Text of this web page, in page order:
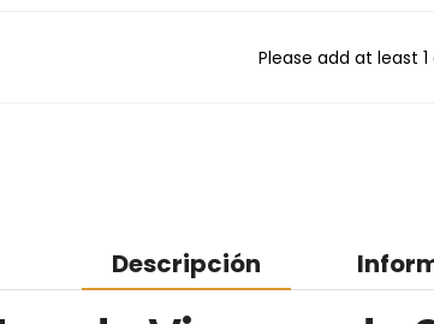
Please add at least
Descripción